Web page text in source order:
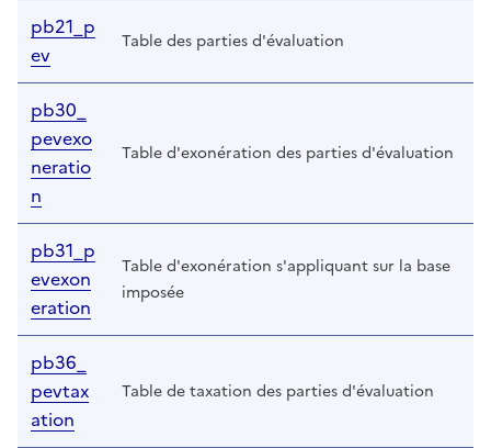
pb21_p
ev
Table des parties d'évaluation
pb30_
pevexo
neratio
n
Table d'exonération des parties d'évaluation
pb31_p
evexon
eration
Table d'exonération s'appliquant sur la base
imposée
pb36_
pevtax
ation
Table de taxation des parties d'évaluation